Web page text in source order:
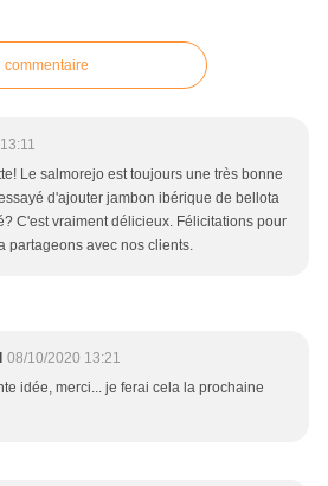
commentaire
Le salmorejo est toujours une très bonne
d'ajouter jambon ibérique de bellota
C'est vraiment délicieux. Félicitations pour
partageons avec nos clients.
08/10/2020 13:21
idée, merci... je ferai cela la prochaine